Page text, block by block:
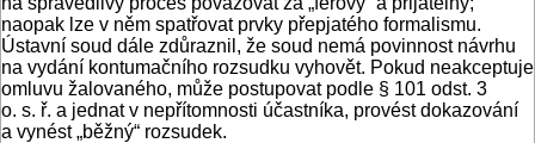
naopak lze v něm spatřovat prvky přepjatého formalismu.
Ústavní soud dále zdůraznil, že soud nemá povinnost návrhu
na vydání kontumačního rozsudku vyhovět. Pokud neakceptuje
omluvu žalovaného, může postupovat podle § 101 odst. 3
o. s. ř. a jednat v nepřítomnosti účastníka, provést dokazování
a vynést „běžný“ rozsudek.